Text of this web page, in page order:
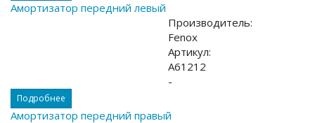
Амортизатор передний левый
Производитель:
Fenox
Артикул:
A61212
-
Подробнее
Амортизатор передний правый